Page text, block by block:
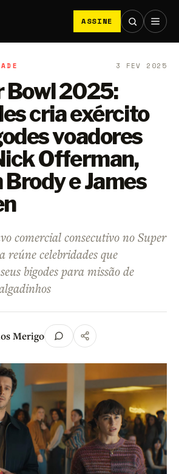
ASSINE
3 FEV 2025
Bowl 2025:
cria exército
voadores
Offerman,
e James
comercial consecutivo no Super
reúne celebridades que
bigodes para missão de
Merigo